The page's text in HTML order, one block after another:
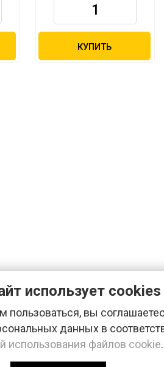
КУПИТЬ
использует cookies
пользоваться, вы
данных в
использования файлов cookie.